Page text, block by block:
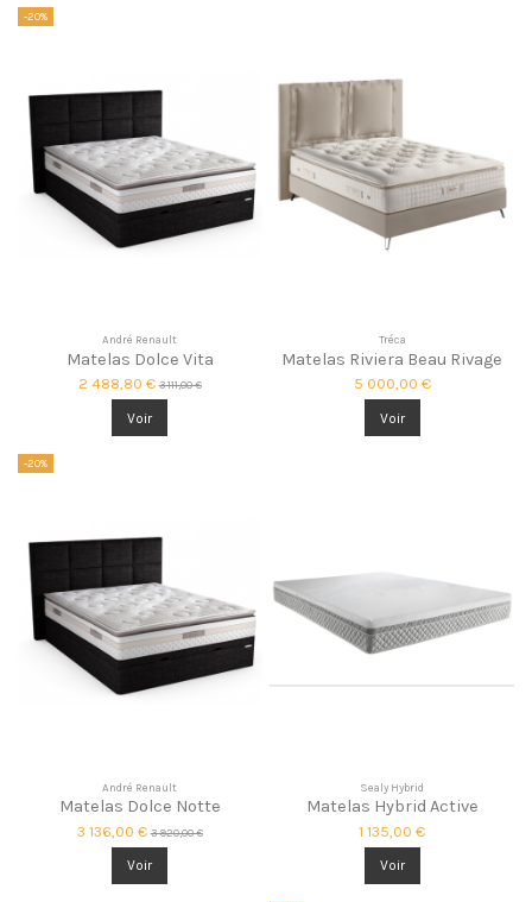
-20%
André Renault
Matelas Dolce Vita
2 488,80 € 3 111,00 €
Voir
Tréca
Matelas Riviera Beau Rivage
5 000,00 €
Voir
-20%
André Renault
Matelas Dolce Notte
3 136,00 € 3 920,00 €
Voir
Sealy Hybrid
Matelas Hybrid Active
1 135,00 €
Voir